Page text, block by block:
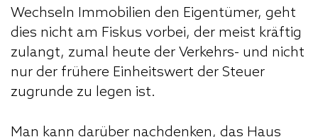
Wechseln Immobilien den Eigentümer, geht
dies nicht am Fiskus vorbei, der meist kräftig
zulangt, zumal heute der Verkehrs- und nicht
nur der frühere Einheitswert der Steuer
zugrunde zu legen ist.
Man kann darüber nachdenken, das Haus